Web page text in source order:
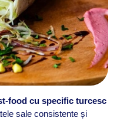
food cu specific turcesc
sale consistente și